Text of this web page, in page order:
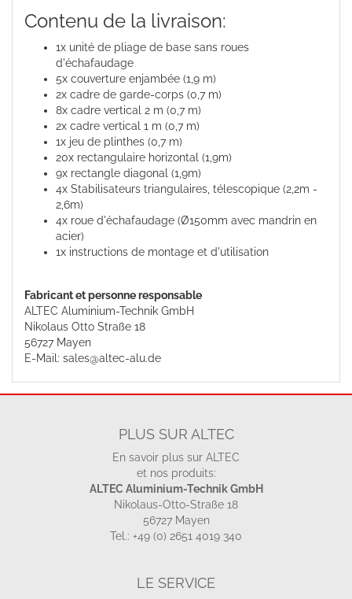
Contenu de la livraison:
1x unité de pliage de base sans roues
d'échafaudage
5x couverture enjambée (1,9 m)
2x cadre de garde-corps (0,7 m)
8x cadre vertical 2 m (0,7 m)
2x cadre vertical 1 m (0,7 m)
1x jeu de plinthes (0,7 m)
20x rectangulaire horizontal (1,9m)
9x rectangle diagonal (1,9m)
4x Stabilisateurs triangulaires, télescopique (2,2m -
2,6m)
4x roue d'échafaudage (Ø150mm avec mandrin en
acier)
1x instructions de montage et d'utilisation
Fabricant et personne responsable
ALTEC Aluminium-Technik GmbH
Nikolaus Otto Straße 18
56727 Mayen
E-Mail: sales@altec-alu.de
PLUS SUR ALTEC
En savoir plus sur ALTEC
et nos produits:
ALTEC Aluminium-Technik GmbH
Nikolaus-Otto-Straße 18
56727 Mayen
Tel.: +49 (0) 2651 4019 340
LE SERVICE